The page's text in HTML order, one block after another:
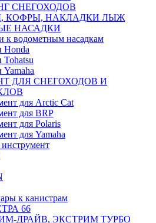
СНЕГОХОДОВ
КОФРЫ, НАКЛАДКИ ЛЫЖ
НАСАДКИ
к водометным насадкам
Honda
Tohatsu
Yamaha
ДЛЯ СНЕГОХОДОВ И
для Arctic Cat
для BRP
для Polaris
для Yamaha
к канистрам
66
ДРАЙВ, ЭКСТРИМ ТУРБО